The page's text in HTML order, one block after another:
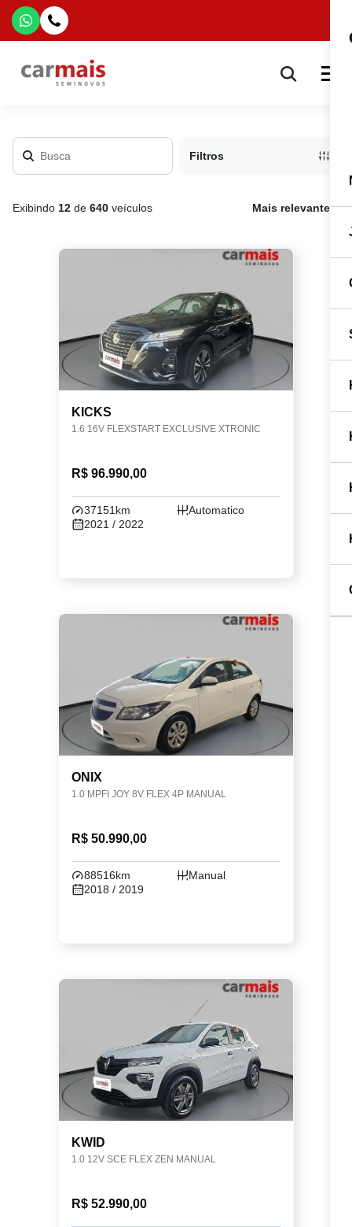
Filtros
Exibindo 12 de 640 veículos Mais relevante
KICKS
1.6 16V FLEXSTART EXCLUSIVE XTRONIC
R$ 96.990,00
37151km
Automatico
2021 / 2022
ONIX
1.0 MPFI JOY 8V FLEX 4P MANUAL
R$ 50.990,00
88516km
Manual
2018 / 2019
KWID
1.0 12V SCE FLEX ZEN MANUAL
R$ 52.990,00